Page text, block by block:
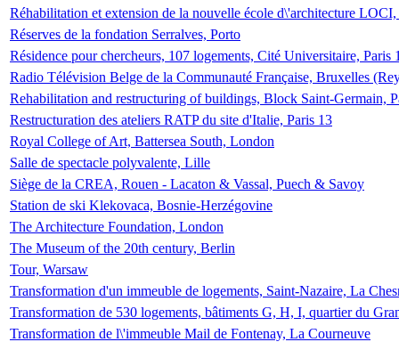
Réhabilitation et extension de la nouvelle école d\'architecture
Réserves de la fondation Serralves, Porto
Résidence pour chercheurs, 107 logements, Cité Universitaire, Paris
Radio Télévision Belge de la Communauté Française, Bruxelles
Rehabilitation and restructuring of buildings, Block Saint-Germain,
Restructuration des ateliers RATP du site d'Italie, Paris 13
Royal College of Art, Battersea South, London
Salle de spectacle polyvalente, Lille
Siège de la CREA, Rouen - Lacaton & Vassal, Puech & Savoy
Station de ski Klekovaca, Bosnie-Herzégovine
The Architecture Foundation, London
The Museum of the 20th century, Berlin
Tour, Warsaw
Transformation d'un immeuble de logements, Saint-Nazaire, La
Transformation de 530 logements, bâtiments G, H, I, quartier du
Transformation de l\'immeuble Mail de Fontenay, La Courneuve